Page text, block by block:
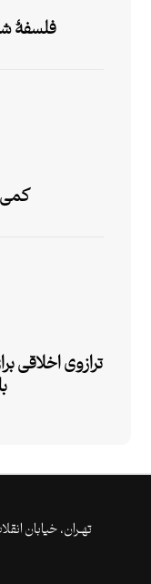
فلسفۀ
کمی
ترازوی اخلاقی